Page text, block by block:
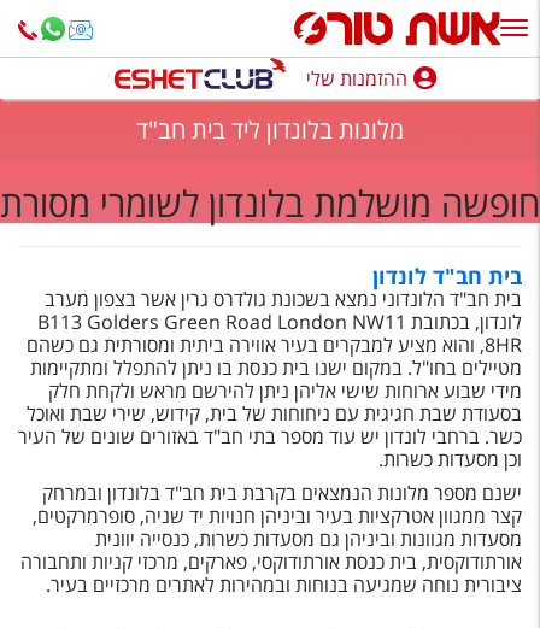
ההזמנות שלי
חופשה לפי סגנון
טיולים מאורגנים
סגנונות טיול
חבילות נופש
הרגע האחרון
חבילות בריאות וספא
טיסות לחו"ל
מלונות בחו"ל
ההזמנות שלי
מלונות בלונדון ליד בית חב"ד
חופשה מושלמת בלונדון לשומרי מסורת
בית חב"ד לונדון
בית חב"ד הלונדוני נמצא בשכונת גולדרס גרין אשר בצפון מערב
לונדון, בכתובת B113 Golders Green Road London NW11
8HR, והוא מציע למבקרים בעיר אווירה ביתית ומסורתית גם כשהם
מטיילים בחו"ל. במקום ישנו בית כנסת בו ניתן להתפלל ומתקיימות
מידי שבוע ארוחות שישי אליהן ניתן להירשם מראש ולקחת חלק
בסעודת שבת חגיגית עם ניחוחות של בית, קידוש, שירי שבת ואוכל
כשר. ברחבי לונדון יש עוד מספר בתי חב"ד באזורים שונים של העיר
וכן מסעדות כשרות.
ישנם מספר מלונות הנמצאים בקרבת בית חב"ד בלונדון ובמרחק
קצר ממגוון אטרקציות בעיר וביניהן חנויות יד שניה, סופרמרקטים,
מסעדות מגוונות וביניהן גם מסעדות כשרות, כנסייה יוונית
אורתודוקסית, בית כנסת אורתודוקסי, פארקים, מרכזי קניות ותחבורה
ציבורית נוחה שמגיעה בנוחות ובמהירות לאתרים מרכזיים בעיר.